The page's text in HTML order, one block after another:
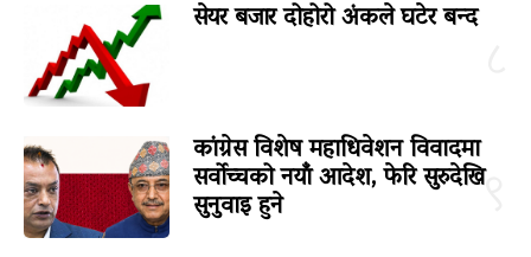
सेयर बजार दोहोरो अंकले घटेर बन्द
९
कांग्रेस विशेष महाधिवेशन विवादमा
सर्वोच्चको नयाँ आदेश, फेरि सुरुदेखि
सुनुवाइ हुने